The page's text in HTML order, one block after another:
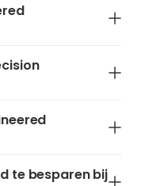
te besparen bij